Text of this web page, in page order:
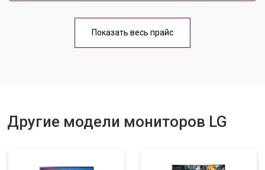
Показать весь прайс
Другие модели мониторов LG